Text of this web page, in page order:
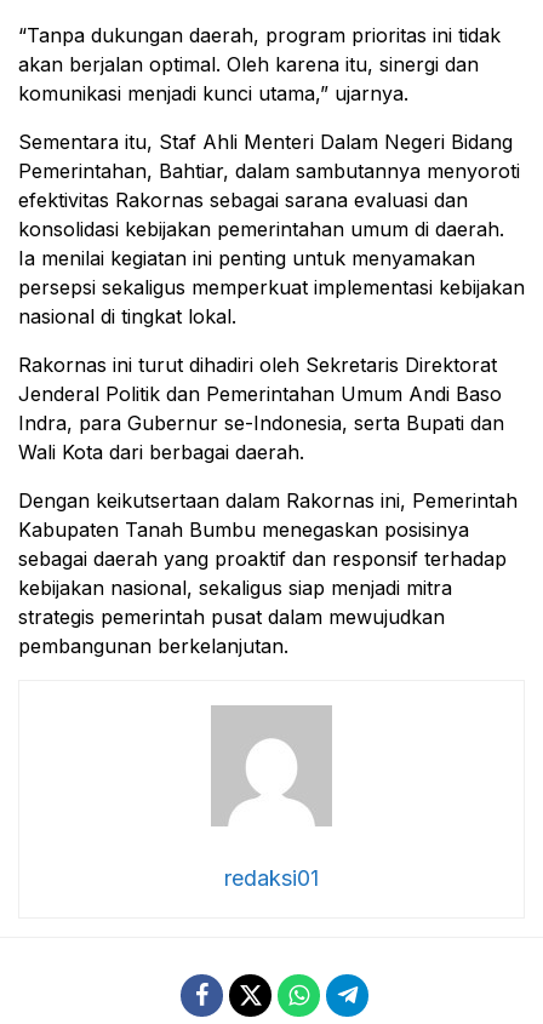
“Tanpa dukungan daerah, program prioritas ini tidak
akan berjalan optimal. Oleh karena itu, sinergi dan
komunikasi menjadi kunci utama,” ujarnya.
Sementara itu, Staf Ahli Menteri Dalam Negeri Bidang
Pemerintahan, Bahtiar, dalam sambutannya menyoroti
efektivitas Rakornas sebagai sarana evaluasi dan
konsolidasi kebijakan pemerintahan umum di daerah.
Ia menilai kegiatan ini penting untuk menyamakan
persepsi sekaligus memperkuat implementasi kebijakan
nasional di tingkat lokal.
Rakornas ini turut dihadiri oleh Sekretaris Direktorat
Jenderal Politik dan Pemerintahan Umum Andi Baso
Indra, para Gubernur se-Indonesia, serta Bupati dan
Wali Kota dari berbagai daerah.
Dengan keikutsertaan dalam Rakornas ini, Pemerintah
Kabupaten Tanah Bumbu menegaskan posisinya
sebagai daerah yang proaktif dan responsif terhadap
kebijakan nasional, sekaligus siap menjadi mitra
strategis pemerintah pusat dalam mewujudkan
pembangunan berkelanjutan.
redaksi01